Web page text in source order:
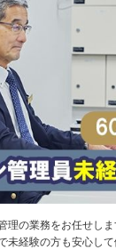
理の業務をお任せし
未経験の方も安心し